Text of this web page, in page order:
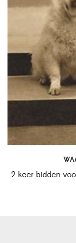
2 keer bidden